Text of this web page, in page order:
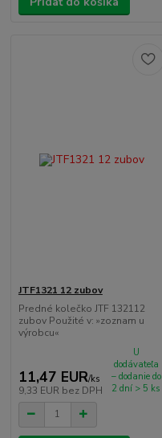
JTF1321 12 zubov
Predné kolečko JTF 132112
zubov Použité v: »zoznam u
výrobcu«
11,47 EUR/ks
9,33 EUR bez DPH
U
dodávateľa
– dodanie do
2 dní > 5 ks